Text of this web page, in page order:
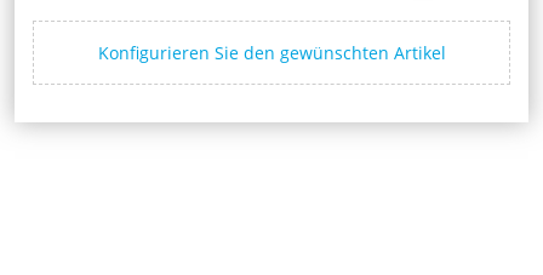
Konfigurieren Sie den gewünschten Artikel